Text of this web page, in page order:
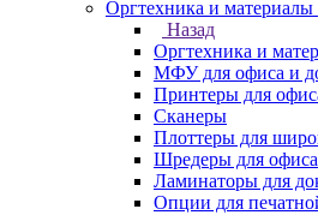
Оргтехника и материалы
Назад
Оргтехника и
МФУ для офиса и
Принтеры для
Сканеры
Плоттеры для
Шредеры для офиса
Ламинаторы для
Опции для